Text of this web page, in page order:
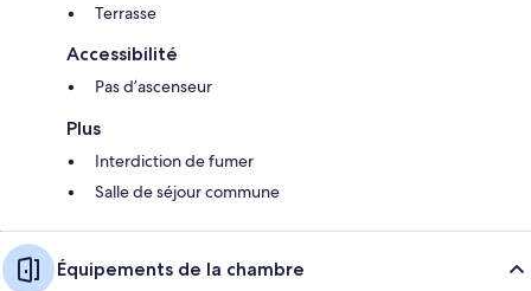
Terrasse
Accessibilité
Pas d’ascenseur
Plus
Interdiction de fumer
Salle de séjour commune
Équipements de la chambre